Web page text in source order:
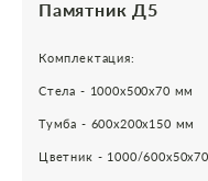
Памятник Д5
Комплектация:
Стела - 1000х500х70 мм
Тумба - 600х200х150 мм
Цветник - 1000/